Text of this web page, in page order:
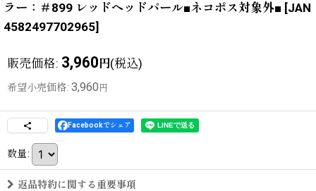
ラー：＃899 レッドヘッドパール■ネコポス対象外■ [JAN
4582497702965]
販売価格: 3,960円(税込)
希望小売価格: 3,960 円
Facebookでシェア
数量:
返品特約に関する重要事項